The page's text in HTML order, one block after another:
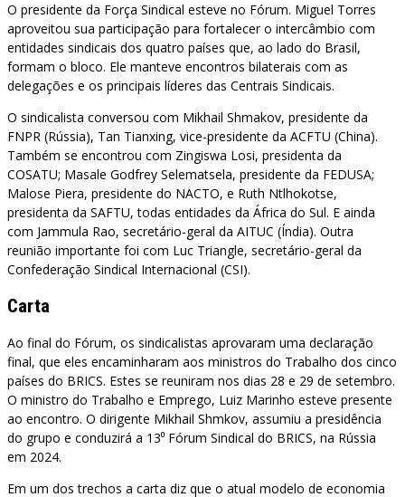
O presidente da Força Sindical esteve no Fórum. Miguel Torres
aproveitou sua participação para fortalecer o intercâmbio com
entidades sindicais dos quatro países que, ao lado do Brasil,
formam o bloco. Ele manteve encontros bilaterais com as
delegações e os principais líderes das Centrais Sindicais.
O sindicalista conversou com Mikhail Shmakov, presidente da
FNPR (Rússia), Tan Tianxing, vice-presidente da ACFTU (China).
Também se encontrou com Zingiswa Losi, presidenta da
COSATU; Masale Godfrey Selematsela, presidente da FEDUSA;
Malose Piera, presidente do NACTO, e Ruth Ntlhokotse,
presidenta da SAFTU, todas entidades da África do Sul. E ainda
com Jammula Rao, secretário-geral da AITUC (Índia). Outra
reunião importante foi com Luc Triangle, secretário-geral da
Confederação Sindical Internacional (CSI).
Carta
Ao final do Fórum, os sindicalistas aprovaram uma declaração
final, que eles encaminharam aos ministros do Trabalho dos cinco
países do BRICS. Estes se reuniram nos dias 28 e 29 de setembro.
O ministro do Trabalho e Emprego, Luiz Marinho esteve presente
ao encontro. O dirigente Mikhail Shmkov, assumiu a presidência
do grupo e conduzirá a 13⁰ Fórum Sindical do BRICS, na Rússia
em 2024.
Em um dos trechos a carta diz que o atual modelo de economia